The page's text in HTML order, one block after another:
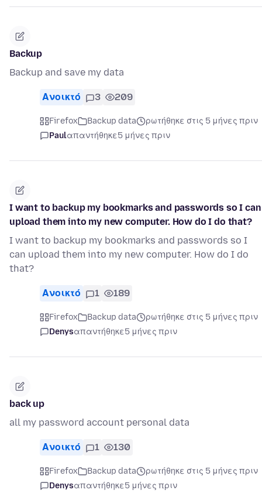
Backup
Backup and save my data
Ανοικτό 3 209
Firefox Backup data
ρωτήθηκε στις 5 μήνες πριν
Paulαπαντήθηκε5 μήνες πριν
I want to backup my bookmarks and passwords so I can
upload them into my new computer. How do I do that?
I want to backup my bookmarks and passwords so I
can upload them into my new computer. How do I do
that?
Ανοικτό 1 189
Firefox Backup data
ρωτήθηκε στις 5 μήνες πριν
Denysαπαντήθηκε5 μήνες πριν
back up
all my password account personal data
Ανοικτό 1 130
Firefox Backup data
ρωτήθηκε στις 5 μήνες πριν
Denysαπαντήθηκε5 μήνες πριν